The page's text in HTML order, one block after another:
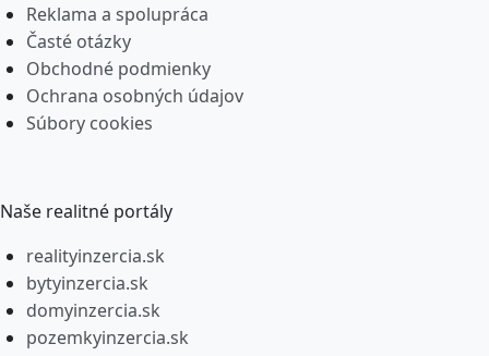
Reklama a spolupráca
Časté otázky
Obchodné podmienky
Ochrana osobných údajov
Súbory cookies
Naše realitné portály
realityinzercia.sk
bytyinzercia.sk
domyinzercia.sk
pozemkyinzercia.sk